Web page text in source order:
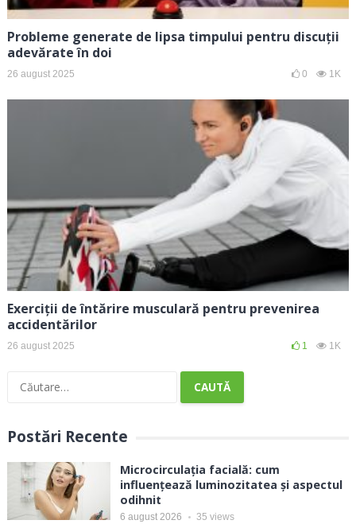
Probleme generate de lipsa timpului pentru discuții
adevărate în doi
26 august 2025 0 1K
Exerciții de întărire musculară pentru prevenirea
accidentărilor
26 august 2025 1 1K
Caută
Postări Recente
Microcirculația facială: cum
influențează luminozitatea și aspectul
odihnit
6 august 2026 35 views